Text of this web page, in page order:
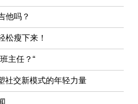
他吗？
松瘦下来！
主任？“
社交新模式的年轻力量